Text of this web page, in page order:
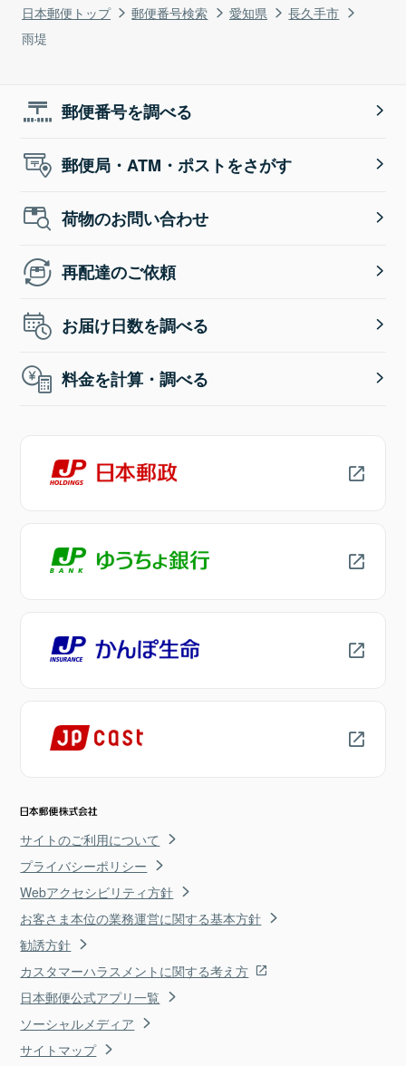
日本郵便トップ 郵便番号検索 愛知県
長久手市
雨堤
郵便番号を調べる
郵便局・ATM・ポストをさがす
荷物のお問い合わせ
再配達のご依頼
お届け日数を調べる
料金を計算・調べる
サイトのご利用について
プライバシーポリシー
Webアクセシビリティ方針
お客さま本位の業務運営に関する基本方針
勧誘方針
カスタマーハラスメントに関する考え方
日本郵便公式アプリ一覧
ソーシャルメディア
サイトマップ